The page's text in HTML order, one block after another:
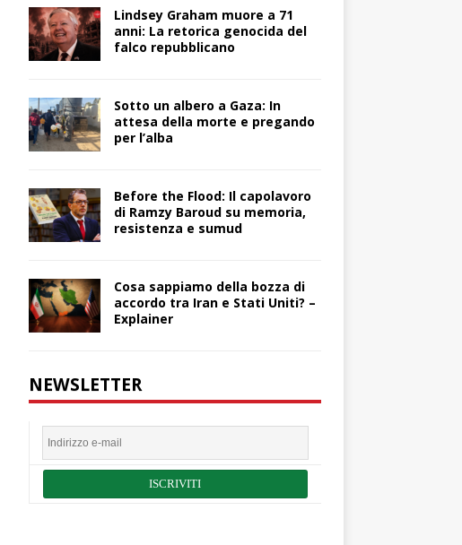
Lindsey Graham muore a 71
anni: La retorica genocida del
falco repubblicano
Sotto un albero a Gaza: In
attesa della morte e pregando
per l’alba
Before the Flood: Il capolavoro
di Ramzy Baroud su memoria,
resistenza e sumud
Cosa sappiamo della bozza di
accordo tra Iran e Stati Uniti? –
Explainer
NEWSLETTER